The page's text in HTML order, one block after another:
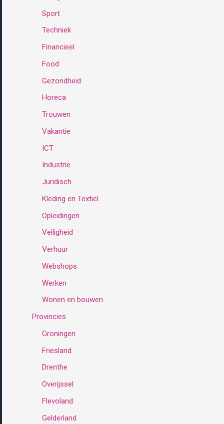
Sport
Techniek
Financieel
Food
Gezondheid
Horeca
Trouwen
Vakantie
ICT
Industrie
Juridisch
Kleding en Textiel
Opleidingen
Veiligheid
Verhuur
Webshops
Werken
Wonen en bouwen
Provincies
Groningen
Friesland
Drenthe
Overijssel
Flevoland
Gelderland